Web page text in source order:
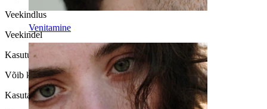
Venitamine
Veekindlus
Veekindel
Kasutusiga
Võib kesta kogu elu
Kasutamise lihtsus